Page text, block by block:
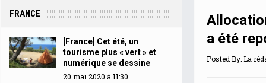
a été
Posted By:La
FRANCE
[France] Cet été, un
tourisme plus « vert » et
numérique se dessine
20 mai 2020 à 11:30